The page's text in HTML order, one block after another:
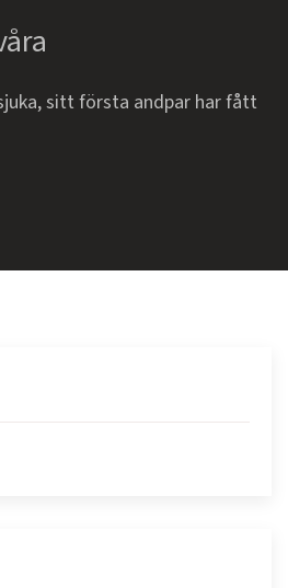
sitt första andpar har fått